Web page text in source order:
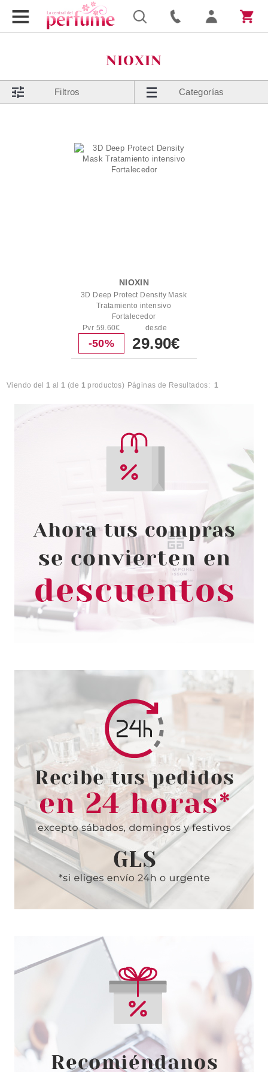
NIOXIN
Filtros Categorías
NIOXIN
3D Deep Protect Density Mask
Tratamiento intensivo
Fortalecedor
Pvr 59.60€
-50%
desde
29.90€
Viendo del1 al1 (de 1productos) Páginas de Resultados: 1